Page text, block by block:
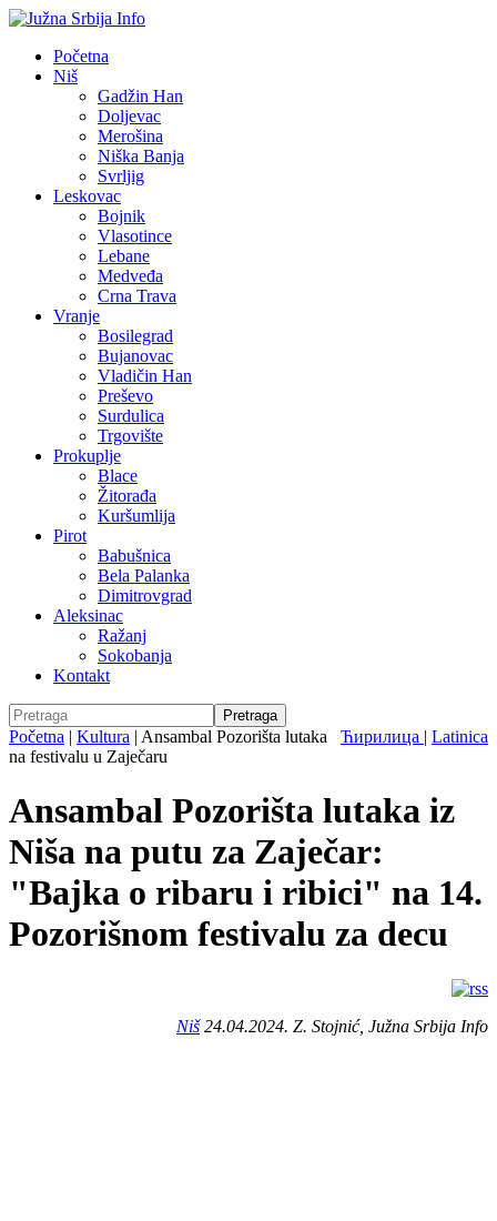
Početna
Niš
Gadžin Han
Doljevac
Merošina
Niška Banja
Svrljig
Leskovac
Bojnik
Vlasotince
Lebane
Medveđa
Crna Trava
Vranje
Bosilegrad
Bujanovac
Vladičin Han
Preševo
Surdulica
Trgovište
Prokuplje
Blace
Žitorađa
Kuršumlija
Pirot
Babušnica
Bela Palanka
Dimitrovgrad
Aleksinac
Ražanj
Sokobanja
Kontakt
Ћирилица | Latinica
Početna | Kultura | Ansambal Pozorišta lutaka
na festivalu u Zaječaru
Ansambal Pozorišta lutaka iz
Niša na putu za Zaječar:
"Bajka o ribaru i ribici" na 14.
Pozorišnom festivalu za decu
Niš24.04.2024. Z. Stojnić, Južna Srbija Info